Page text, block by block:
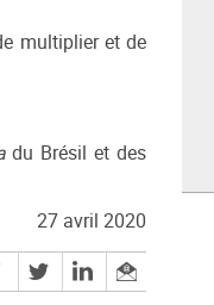
multiplier et de
du Brésil et des
27 avril 2020